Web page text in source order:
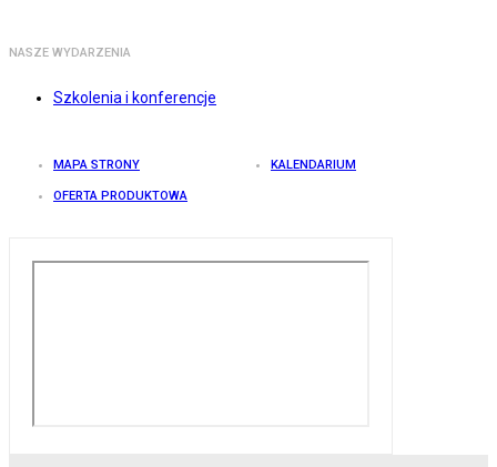
NASZE WYDARZENIA
Szkolenia i konferencje
MAPA STRONY KALENDARIUM
OFERTA PRODUKTOWA